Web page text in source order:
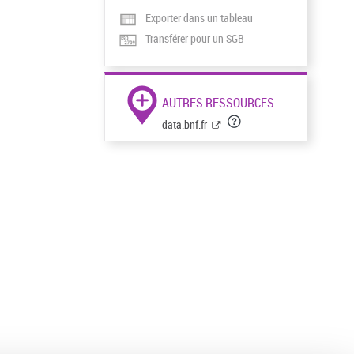
Exporter dans un tableau
Transférer pour un SGB
AUTRES RESSOURCES
data.bnf.fr